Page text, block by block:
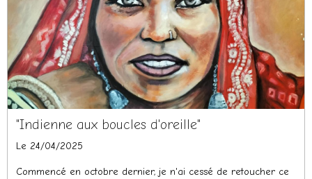
"Indienne aux boucles d'oreille"
Le 24/04/2025
Commencé en octobre dernier, je n'ai cessé de retoucher ce